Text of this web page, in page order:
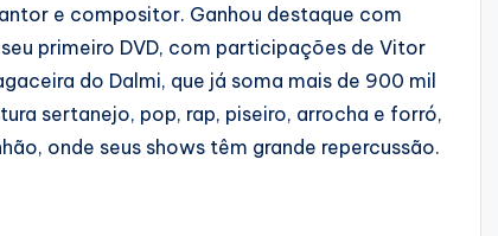
e compositor. Ganhou destaque com
primeiro DVD, com participações de Vitor
do Dalmi, que já soma mais de 900 mil
sertanejo, pop, rap, piseiro, arrocha e forró,
onde seus shows têm grande repercussão.